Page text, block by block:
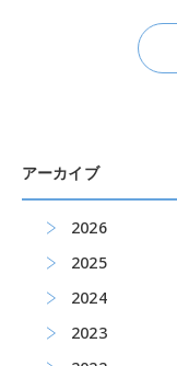
アーカイブ
2026
2025
2024
2023